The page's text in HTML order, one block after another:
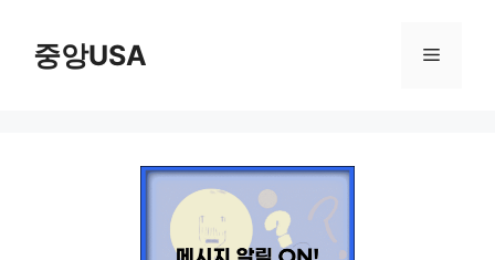
중앙USA 메